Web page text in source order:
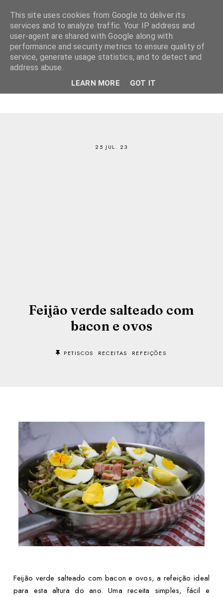
25 JUL. 23
Feijão verde salteado com
bacon e ovos
PETISCOS RECEITAS REFEIÇÕES
Feijão verde salteado com bacon e ovos, a refeição ideal
para esta altura do ano. Uma receita simples, fácil e
This site uses cookies from Google to deliver its
services and to analyze traffic. Your IP address and
user-agent are shared with Google along with
performance and security metrics to ensure quality of
service, generate usage statistics, and to detect and
address abuse.
LEARN MORE GOT IT